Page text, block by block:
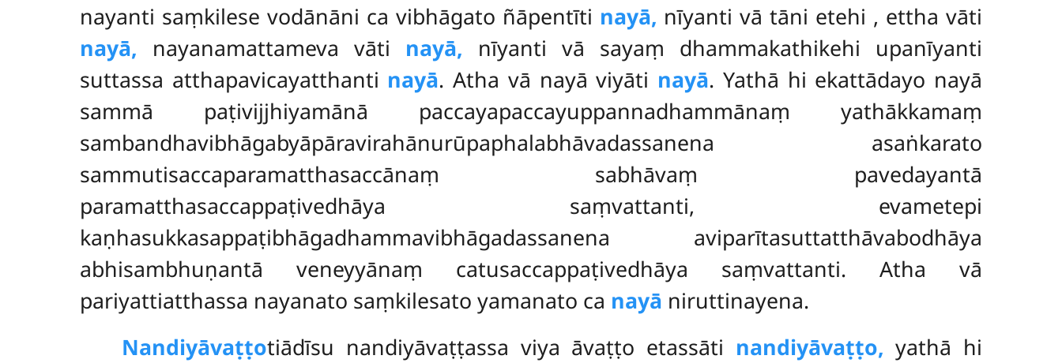
nayanti saṃkilese vodānāni ca vibhāgato ñāpentīti nayā, nīyanti vā tāni etehi , ettha vāti
nayā, nayanamattameva vāti nayā, nīyanti vā sayaṃ dhammakathikehi upanīyanti
suttassa atthapavicayatthanti nayā. Atha vā nayā viyāti nayā. Yathā hi ekattādayo nayā
sammā paṭivijjhiyamānā paccayapaccayuppannadhammānaṃ yathākkamaṃ
sambandhavibhāgabyāpāravirahānurūpaphalabhāvadassanena asaṅkarato
sammutisaccaparamatthasaccānaṃ sabhāvaṃ pavedayantā
paramatthasaccappaṭivedhāya saṃvattanti, evametepi
kaṇhasukkasappaṭibhāgadhammavibhāgadassanena aviparītasuttatthāvabodhāya
abhisambhuṇantā veneyyānaṃ catusaccappaṭivedhāya saṃvattanti. Atha vā
pariyattiatthassa nayanato saṃkilesato yamanato ca nayā niruttinayena.
Nandiyāvaṭṭotiādīsu nandiyāvaṭṭassa viya āvaṭṭo etassāti nandiyāvaṭṭo, yathā hi